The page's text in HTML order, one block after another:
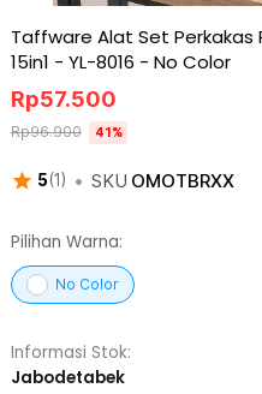
Taffware Alat Set Perkakas
15in1 - YL-8016 - No Color
5(1 ) • SKU OMOTBRXX
Rp57.500
Rp96.900 41%
Pilihan Warna:
No Color
Informasi Stok:
Jabodetabek